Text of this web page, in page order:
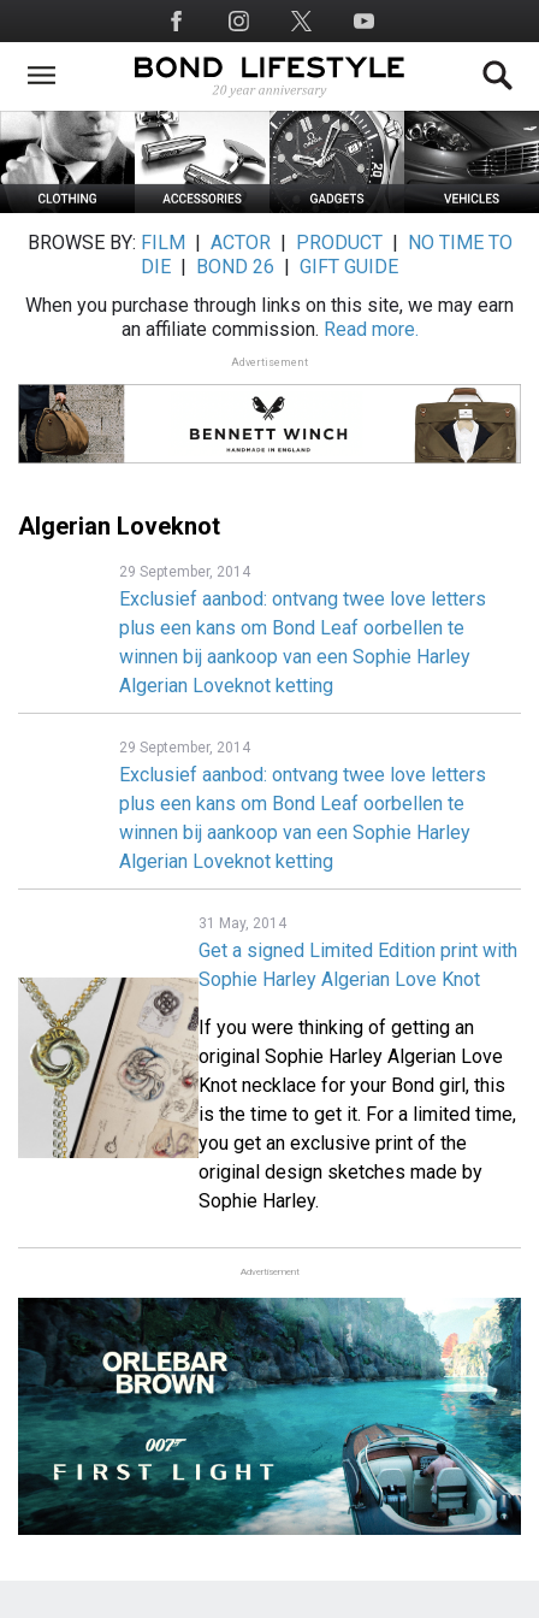
to
main
Social
Media
BROWSE BY: FILM ACTOR| PRODUCT|
NO TIME TO
DIE
BOND 26
GIFT GUIDE
When you purchase through links on this site, we may earn
an affiliate commission. Read more.
Advertisement
Algerian Loveknot
29 September, 2014
Exclusief aanbod: ontvang twee love letters
plus een kans om Bond Leaf oorbellen te
winnen bij aankoop van een Sophie Harley
Algerian Loveknot ketting
29 September, 2014
Exclusief aanbod: ontvang twee love letters
plus een kans om Bond Leaf oorbellen te
winnen bij aankoop van een Sophie Harley
Algerian Loveknot ketting
31 May, 2014
Get a signed Limited Edition print with
Sophie Harley Algerian Love Knot
If you were thinking of getting an
original Sophie Harley Algerian Love
Knot necklace for your Bond girl, this
is the time to get it. For a limited time,
you get an exclusive print of the
original design sketches made by
Sophie Harley.
Advertisement